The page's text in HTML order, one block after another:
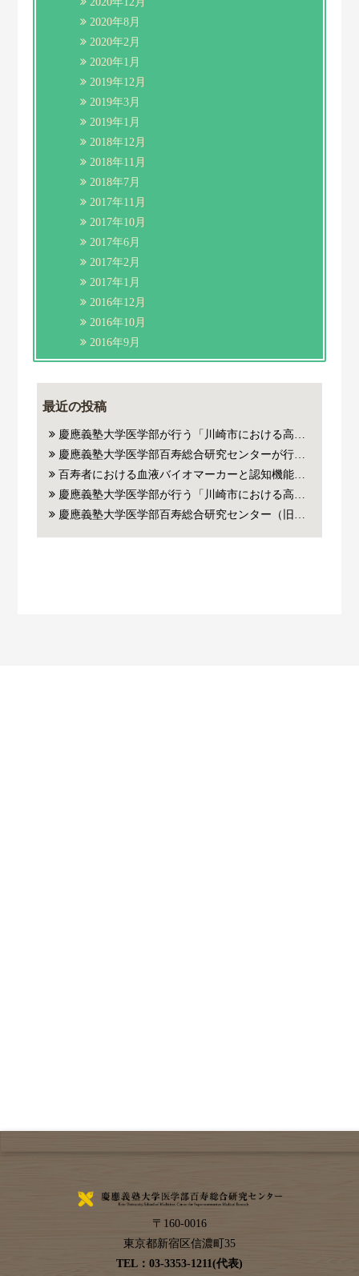
2020年8月
2020年2月
2020年1月
2019年12月
2019年3月
2019年1月
2018年12月
2018年11月
2018年7月
2017年11月
2017年10月
2017年6月
2017年2月
2017年1月
2016年12月
2016年10月
2016年9月
最近の投稿
慶應義塾大学医学部が行う「川崎市における高齢者の健康と暮らし方に関する学術調査」にご参加いただいた方
慶應義塾大学医学部百寿総合研究センターが行う百寿者・超百寿者研究にご参加いただいたご本人およびご家族の皆様の血液から抽出した遺伝子(DNA)やリボ核酸（RNA）を用いた医学系研究に対するご協力のお願い
百寿者における血液バイオマーカーと認知機能・死亡リスクの関連についての論文がJAMA Network Open誌に掲載されました。
慶應義塾大学医学部が行う「川崎市における高齢者の健康と暮らし方に関する学術調査」にご参加いただいた方
慶應義塾大学医学部百寿総合研究センター（旧老年内科）が行った百寿者・超百寿者研究にご参加いただいたご本人の血液老化指標（バイオマーカー）、遺伝子解析データを用いた医学系研究に対するご協力のお願い
〒 160-0016
東京都新宿区信濃町35
TEL： 03-3353-1211(代表)